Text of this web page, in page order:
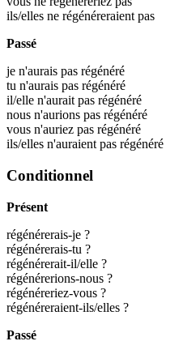
ils/elles ne régénéreraient pas
Passé
je n'aurais pas régénéré
tu n'aurais pas régénéré
il/elle n'aurait pas régénéré
nous n'aurions pas régénéré
vous n'auriez pas régénéré
ils/elles n'auraient pas régénéré
Conditionnel
Présent
régénérerais-je ?
régénérerais-tu ?
régénérerait-il/elle ?
régénérerions-nous ?
régénéreriez-vous ?
régénéreraient-ils/elles ?
Passé